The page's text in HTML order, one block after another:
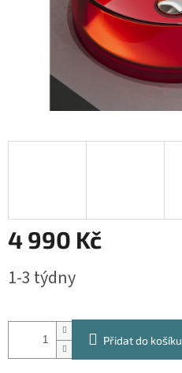
4 990 Kč
cena:
1-3 týdny
Přidat do košíku